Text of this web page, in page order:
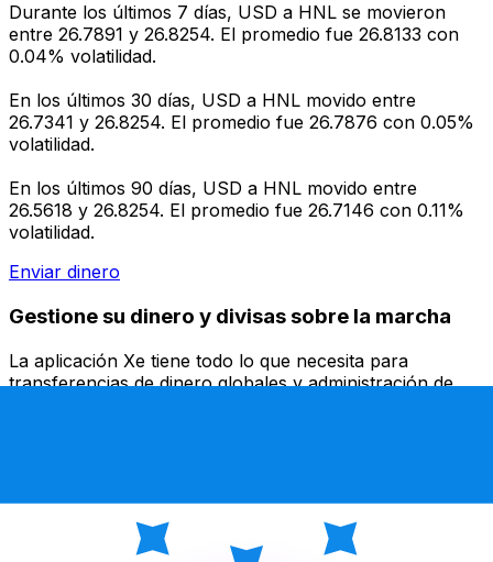
Durante los últimos 7 días, USD a HNL se movieron
entre 26.7891 y 26.8254. El promedio fue 26.8133 con
0.04% volatilidad.
En los últimos 30 días, USD a HNL movido entre
26.7341 y 26.8254. El promedio fue 26.7876 con 0.05%
volatilidad.
En los últimos 90 días, USD a HNL movido entre
26.5618 y 26.8254. El promedio fue 26.7146 con 0.11%
volatilidad.
Enviar dinero
Gestione su dinero y divisas sobre la marcha
La aplicación Xe tiene todo lo que necesita para
transferencias de dinero globales y administración de